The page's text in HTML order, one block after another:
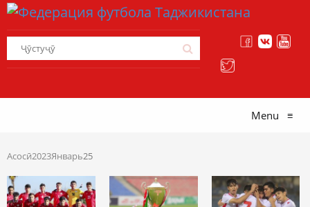
Menu ≡
Асосӣ2023Январь25